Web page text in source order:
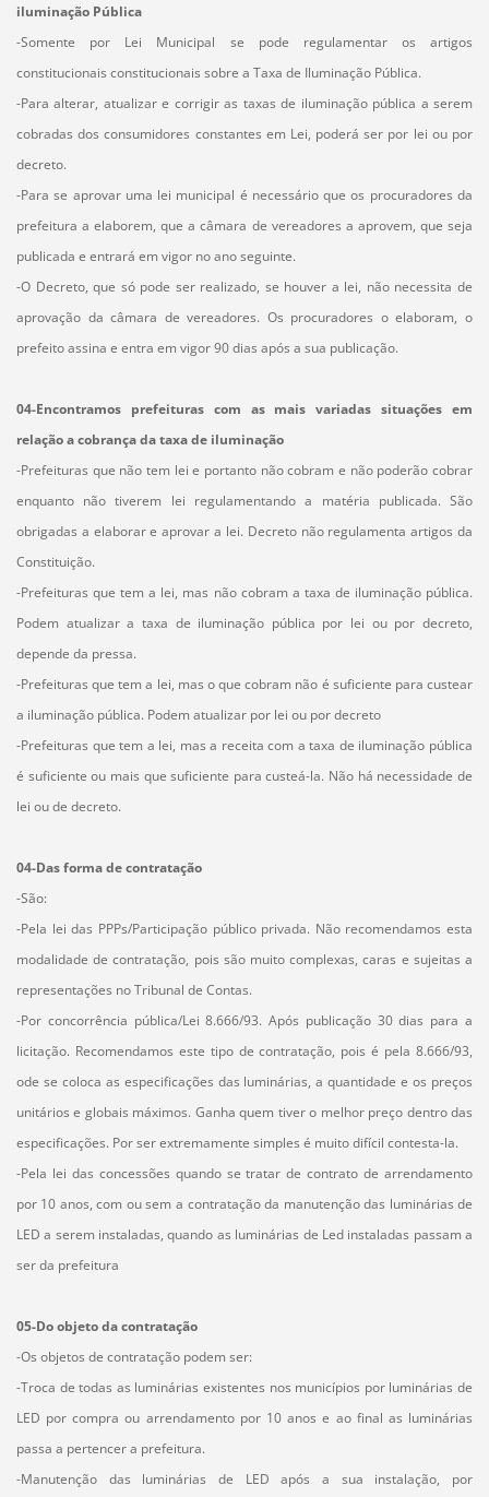
iluminação Pública
-Somente por Lei Municipal se pode regulamentar os artigos
constitucionais constitucionais sobre a Taxa de Iluminação Pública.
-Para alterar, atualizar e corrigir as taxas de iluminação pública a serem
cobradas dos consumidores constantes em Lei, poderá ser por lei ou por
decreto.
-Para se aprovar uma lei municipal é necessário que os procuradores da
prefeitura a elaborem, que a câmara de vereadores a aprovem, que seja
publicada e entrará em vigor no ano seguinte.
-O Decreto, que só pode ser realizado, se houver a lei, não necessita de
aprovação da câmara de vereadores. Os procuradores o elaboram, o
prefeito assina e entra em vigor 90 dias após a sua publicação.
04-Encontramos prefeituras com as mais variadas situações em
relação a cobrança da taxa de iluminação
-Prefeituras que não tem lei e portanto não cobram e não poderão cobrar
enquanto não tiverem lei regulamentando a matéria publicada. São
obrigadas a elaborar e aprovar a lei. Decreto não regulamenta artigos da
Constituição.
-Prefeituras que tem a lei, mas não cobram a taxa de iluminação pública.
Podem atualizar a taxa de iluminação pública por lei ou por decreto,
depende da pressa.
-Prefeituras que tem a lei, mas o que cobram não é suficiente para custear
a iluminação pública. Podem atualizar por lei ou por decreto
-Prefeituras que tem a lei, mas a receita com a taxa de iluminação pública
é suficiente ou mais que suficiente para custeá-la. Não há necessidade de
lei ou de decreto.
04-Das forma de contratação
-São:
-Pela lei das PPPs/Participação público privada. Não recomendamos esta
modalidade de contratação, pois são muito complexas, caras e sujeitas a
representações no Tribunal de Contas.
-Por concorrência pública/Lei 8.666/93. Após publicação 30 dias para a
licitação. Recomendamos este tipo de contratação, pois é pela 8.666/93,
ode se coloca as especificações das luminárias, a quantidade e os preços
unitários e globais máximos. Ganha quem tiver o melhor preço dentro das
especificações. Por ser extremamente simples é muito difícil contesta-la.
-Pela lei das concessões quando se tratar de contrato de arrendamento
por 10 anos, com ou sem a contratação da manutenção das luminárias de
LED a serem instaladas, quando as luminárias de Led instaladas passam a
ser da prefeitura
05-Do objeto da contratação
-Os objetos de contratação podem ser:
-Troca de todas as luminárias existentes nos municípios por luminárias de
LED por compra ou arrendamento por 10 anos e ao final as luminárias
passa a pertencer a prefeitura.
-Manutenção das luminárias de LED após a sua instalação, por